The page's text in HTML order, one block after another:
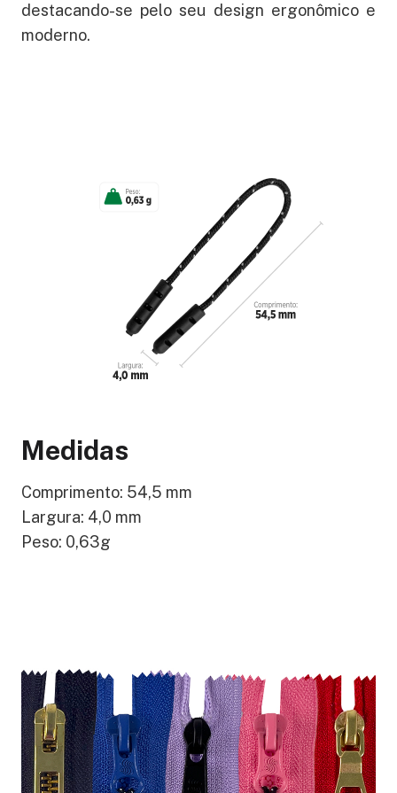
destacando-se pelo seu design ergonômico e
moderno.
Medidas
Comprimento: 54,5 mm
Largura: 4,0 mm
Peso: 0,63g